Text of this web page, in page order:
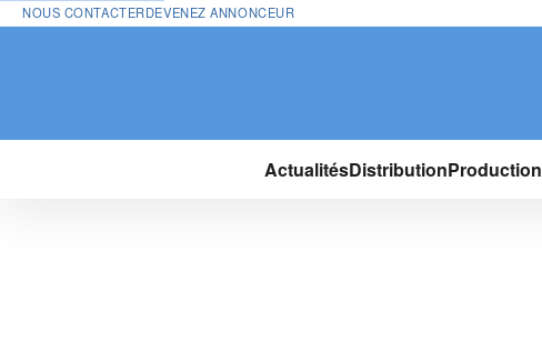
NOUS CONTACTERDEVENEZ ANNONCEUR
ActualitésDistributionProduction